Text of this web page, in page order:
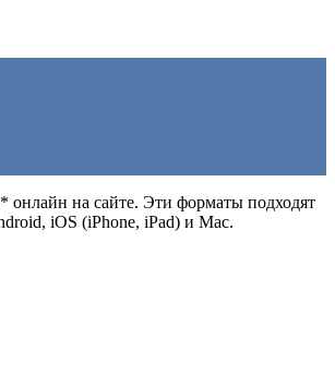
онлайн на сайте. Эти форматы подходят
iOS (iPhone, iPad) и Mac.